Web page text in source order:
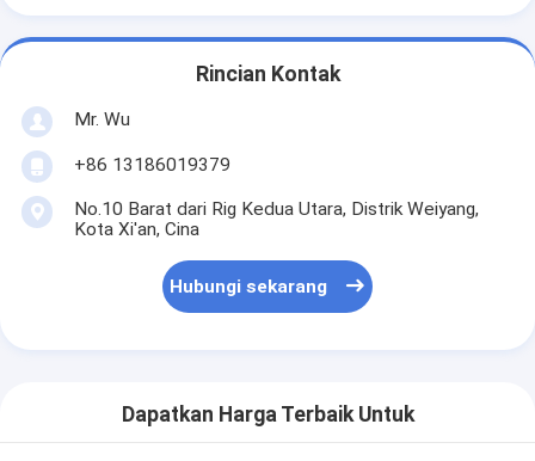
Rincian Kontak
Mr. Wu
+86 13186019379
No.10 Barat dari Rig Kedua Utara, Distrik Weiyang,
Kota Xi'an, Cina
Hubungi sekarang
Dapatkan Harga Terbaik Untuk